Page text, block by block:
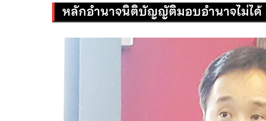
หลักอำนาจนิติบัญญัติมอบอำนาจไม่ได้